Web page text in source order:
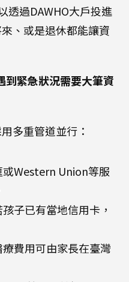
透過DAWHO大戶投進
、或是退休都能讓資
到緊急狀況需要大筆資
多重管道並行：
或Western Union等服
子已有當地信用卡，
療費用可由家長在臺灣